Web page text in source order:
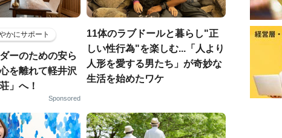
かにサポート
ーのための安ら
を離れて軽井沢
」へ！
Sponsored
11体のラブドールと暮らし"正
しい性行為"を楽しむ...「人より
人形を愛する男たち」が奇妙な
生活を始めたワケ